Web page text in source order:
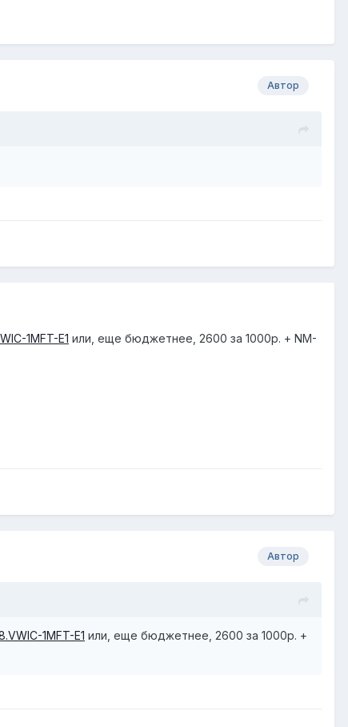
Автор
1MFT-E1 или, еще бюджетнее, 2600 за 1000р. + NM-
Автор
1MFT-E1 или, еще бюджетнее, 2600 за 1000р. +